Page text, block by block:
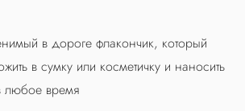
в дороге флакончик, который
в сумку или косметичку и наносить
любое время